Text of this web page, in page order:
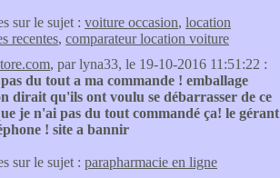
sur le sujet : voiture occasion, location
recentes, comparateur location voiture
, par lyna33, le 19-10-2016 11:51:22 :
du tout a ma commande ! emballage
dirait qu'ils ont voulu se débarrasser de ce
je n'ai pas du tout commandé ça! le gérant
! site a bannir
sur le sujet : parapharmacie en ligne